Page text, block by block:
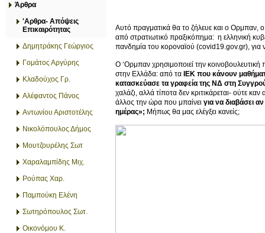
Άρθρα
'Αρθρα- Απόψεις
Επικαιρότητας
Δημητράκης Γεώργιος
Γομάτος Αργύρης
Κλαδούχος Γρ.
Αλέφαντος Πάνος
Αντωνίου Αριστοτέλης
Νικολόπουλος Δήμος
Μουτζουρέλης Σωτ
Χαραλαμπίδης Μιχ.
Ρούπας Χαρ.
Παμπούκη Ελένη
Σωτηρόπουλος Σωτ.
Οικονόμου Κ.
Αυτό πραγματικά θα το ζήλευε και ο Ορμπαν,
από στρατιωτικό πραξικόπημα: η ελληνική
πανδημία του κοροναϊού (covid19.gov.gr), για
Ο ‘Ορμπαν χρησιμοποιεί την κοινοβουλευτική
στην Ελλάδα: από τα ΙΕΚ που κάνουν
κατασκεύασε τα γραφεία της ΝΔ στη
χαλάζι, αλλά τίποτα δεν κριτικάρεται- ούτε
άλλος την ώρα που μπαίνει για να διαβάσει
ημέρας»; Μήπως θα μας ελέγξει κανείς;